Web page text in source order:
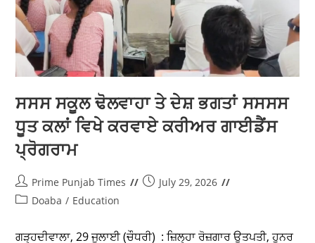
ਗੜ੍ਹਦੀਵਾਲਾ 29 ਜੁਲਾਈ (ਚੌਧਰੀ) : ਲਾਲਾ ਜਗਤ ਨਾਰਾਇਣ ਡੀ.ਏ.ਵੀ.
ਪਬਲਿਕ ਸਕੂਲ, ਗੜ੍ਹਦੀਵਾਲਾ ਵਿੱਚ ਪ੍ਰਿੰਸੀਪਲ ਸ਼ੇਖਰ ਮੋਦਗਿੱਲ ਦੀ
ਅਗਵਾਈ ਹੇਠ ਗਇਤ ਅਤੇ ਵਿਗਿਆਨ ਕਵਿਜ਼ ਮੁਕਾਬਲੇ ਦਾ ਆਯੋਜਨ
ਕੀਤਾ ਗਿਆ। ਇਸ ਮੁਕਾਬਲੇ…
Continue Reading